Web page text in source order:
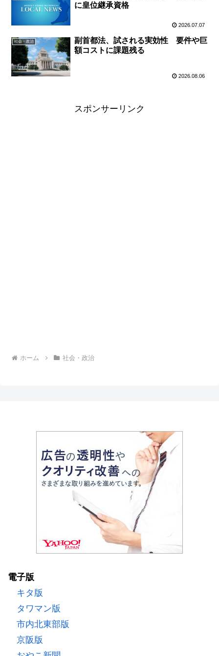
に皇位継承資格
2026.07.07
社会・政治
副首都法、試される実効性 要件や巨
額コストに課題残る
2026.08.06
スポンサーリンク
ホーム 社会・政治
電子版
キタ版
タワマン版
市内北東部版
京阪版